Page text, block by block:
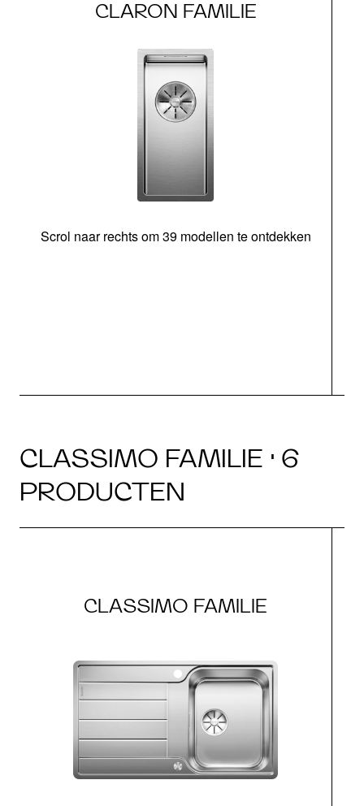
CLARON FAMILIE
Scrol naar rechts om 39 modellen te ontdekken
CLASSIMO FAMILIE · 6
PRODUCTEN
CLASSIMO FAMILIE